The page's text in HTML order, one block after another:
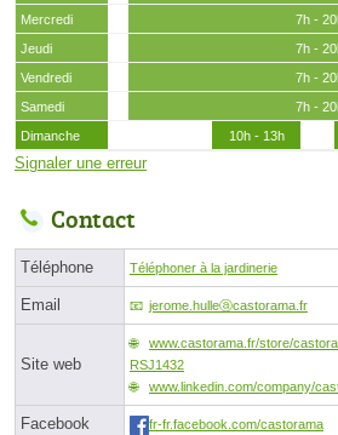
Mercredi
7h -
Jeudi
7h -
Vendredi
7h -
Samedi
7h -
Dimanche
10h - 13h
Signaler une erreur
Contact
Téléphone Téléphoner à la jardinerie
Email jerome.hulleⓐcastorama.fr
Site web
www.castorama.fr/store/
RSJ1432
www.linkedin.com/company/
Facebook fr-fr.facebook.com/castorama